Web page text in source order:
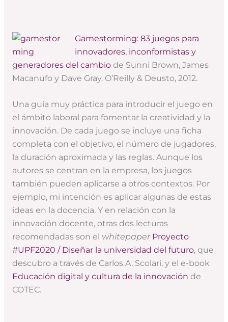
Gamestorming: 83 juegos para
innovadores, inconformistas y
generadores del cambiode Sunni Brown, James
Macanufo y Dave Gray. O’Reilly & Deusto, 2012.
Una guía muy práctica para introducir el juego en
el ámbito laboral para fomentar la creatividad y la
innovación. De cada juego se incluye una ficha
completa con el objetivo, el número de jugadores,
la duración aproximada y las reglas. Aunque los
autores se centran en la empresa, los juegos
también pueden aplicarse a otros contextos. Por
ejemplo, mi intención es aplicar algunas de estas
ideas en la docencia. Y en relación con la
innovación docente, otras dos lecturas
recomendadas son el whitepaper Proyecto
#UPF2020 / Diseñar la universidad del futuro, que
descubro a través de Carlos A. Scolari, y el e-book
Educación digital y cultura de la innovación de
COTEC.